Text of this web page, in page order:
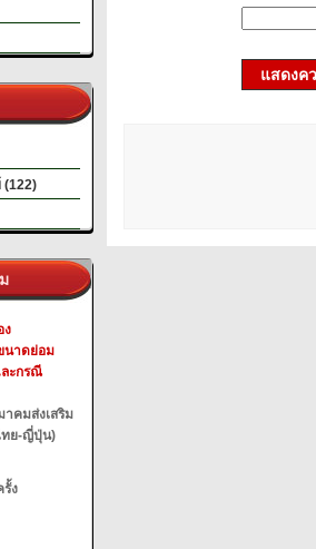
ง
นาดย่อม
ะกรณี
คมส่งเสริม
ทย-ญี่ปุ่น)
รั้ง
แสดงค